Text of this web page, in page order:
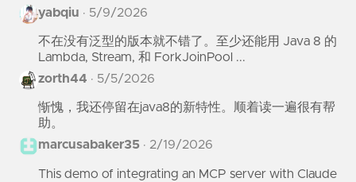
yabqiu · 5/9/2026
不在没有泛型的版本就不错了。至少还能用 Java 8 的
Lambda, Stream, 和 ForkJoinPool ...
zorth44 · 5/5/2026
惭愧，我还停留在java8的新特性。顺着读一遍很有帮
助。
marcusabaker35 · 2/19/2026
This demo of integrating an MCP server with Claude